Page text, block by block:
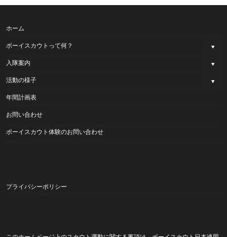
ホーム
ボーイスカウトって何？
入隊案内
活動の様子
年間計画表
お問い合わせ
ボーイスカウト体験のお問い合わせ
プライバシーポリシー